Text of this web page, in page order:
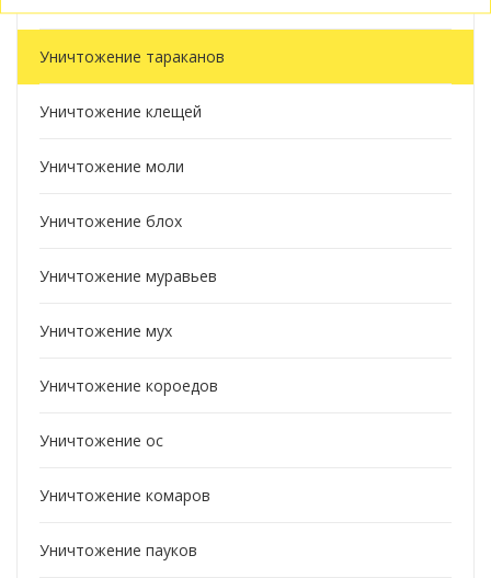
Уничтожение тараканов
Уничтожение клещей
Уничтожение моли
Уничтожение блох
Уничтожение муравьев
Уничтожение мух
Уничтожение короедов
Уничтожение ос
Уничтожение комаров
Уничтожение пауков